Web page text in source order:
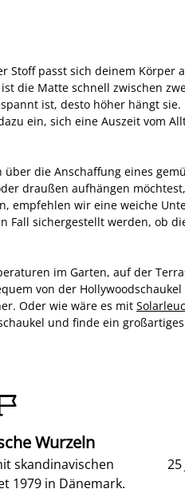
passt sich deinem
die Matte schnell zwischen
ist, desto höher hängt sie.
ein, sich eine Auszeit vom
die Anschaffung eines
draußen aufhängen
empfehlen wir eine weiche
sichergestellt werden, ob
im Garten, auf der
von der
Oder wie wäre es mit
und finde ein großartiges

Wurzeln
skandinavischen
1979 in Dänemark.